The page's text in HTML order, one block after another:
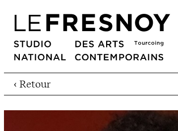
‹ Retour